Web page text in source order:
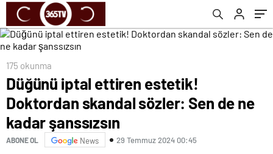
175 okunma
Düğünü iptal ettiren estetik!
Doktordan skandal sözler: Sen de ne
kadar şanssızsın
ABONE OL News 29 Temmuz 2024 00:45